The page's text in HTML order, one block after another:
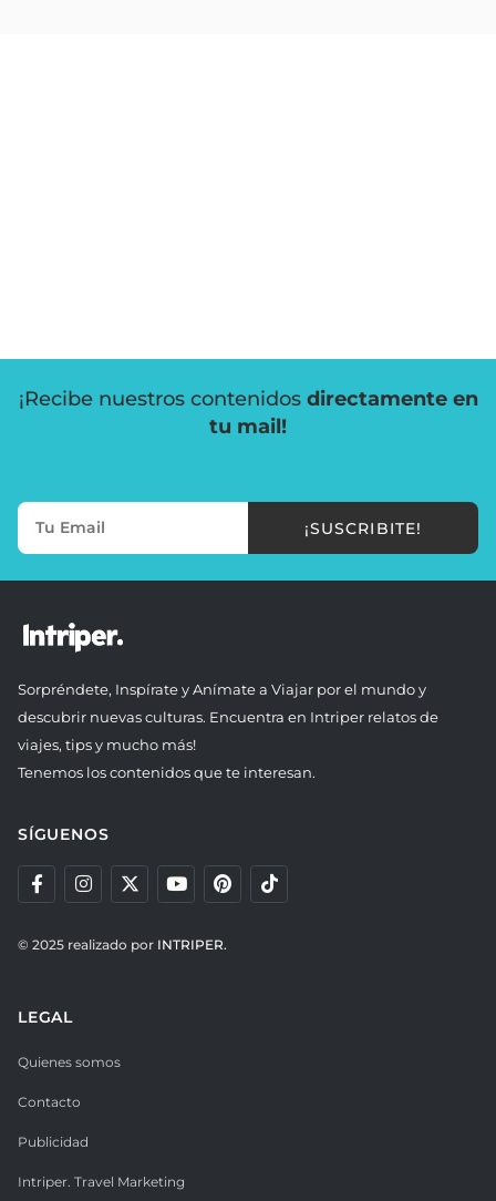
¡Recibe nuestros contenidos directamente en
tu mail!
¡SUSCRIBITE!
Sorpréndete, Inspírate y Anímate a Viajar por el mundo y
descubrir nuevas culturas. Encuentra en Intriper relatos de
viajes, tips y mucho más!
Tenemos los contenidos que te interesan.
SÍGUENOS
© 2025 realizado por INTRIPER.
LEGAL
Quienes somos
Contacto
Publicidad
Intriper. Travel Marketing